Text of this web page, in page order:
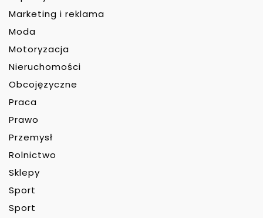
Marketing i reklama
Moda
Motoryzacja
Nieruchomości
Obcojęzyczne
Praca
Prawo
Przemysł
Rolnictwo
Sklepy
Sport
Sport